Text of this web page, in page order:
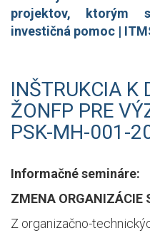
projektov, ktorým
investičná pomoc |
INŠTRUKCIA K
ŽONFP PRE
PSK-MH-001-
Informačné semináre:
ZMENA ORGANIZÁCIE
Z organizačno-